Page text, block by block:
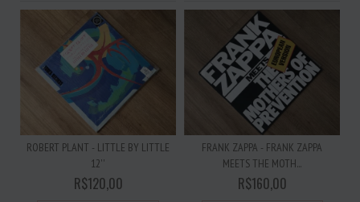
ROBERT PLANT - LITTLE BY LITTLE
12''
R$120,00
FRANK ZAPPA - FRANK ZAPPA
MEETS THE MOTH...
R$160,00